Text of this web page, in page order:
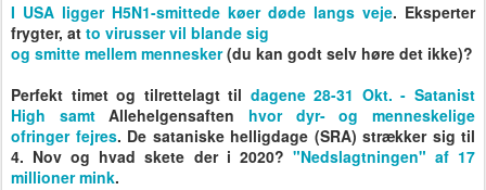
I USA ligger H5N1-smittede køer døde langs veje. Eksperter
frygter, at to virusser vil blande sig
og smitte mellem mennesker(du kan godt selv høre det ikke)?
Perfekt timet og tilrettelagt til dagene 28-31 Okt. -Satanist
High samtAllehelgensaften hvor dyr- og menneskelige
ofringer fejres. De sataniske helligdage (SRA) strækker sig til
4. Nov og hvad skete der i 2020? "Nedslagtningen" af 17
millioner mink.